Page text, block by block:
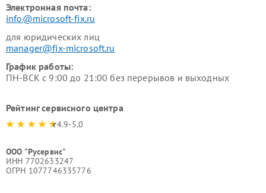
Электронная почта:
info@microsoft-fix.ru
для юридических лиц
manager@fix-microsoft.ru
График работы:
ПН-ВСК с 9:00 до 21:00 без перерывов и выходных
Рейтинг сервисного центра
4.9-5.0
ООО "Русервис"
ИНН 7702633247
ОГРН 1077746335776